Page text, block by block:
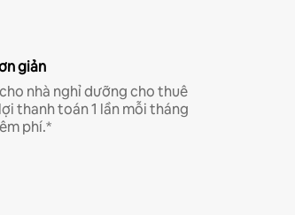
giản
nhà nghỉ dưỡng cho thuê
thanh toán 1 lần mỗi tháng
phí.*